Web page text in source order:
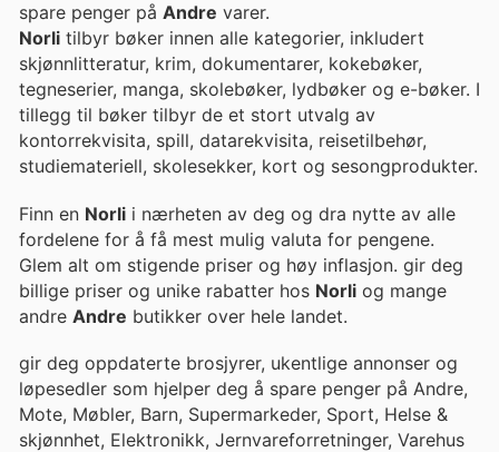
spare penger på Andre varer.
Norli tilbyr bøker innen alle kategorier, inkludert
skjønnlitteratur, krim, dokumentarer, kokebøker,
tegneserier, manga, skolebøker, lydbøker og e-bøker. I
tillegg til bøker tilbyr de et stort utvalg av
kontorrekvisita, spill, datarekvisita, reisetilbehør,
studiemateriell, skolesekker, kort og sesongprodukter.
Finn en Norli i nærheten av deg og dra nytte av alle
fordelene for å få mest mulig valuta for pengene.
Glem alt om stigende priser og høy inflasjon. gir deg
billige priser og unike rabatter hos Norli og mange
andre Andre butikker over hele landet.
gir deg oppdaterte brosjyrer, ukentlige annonser og
løpesedler som hjelper deg å spare penger på Andre,
Mote, Møbler, Barn, Supermarkeder, Sport, Helse &
skjønnhet, Elektronikk, Jernvareforretninger, Varehus